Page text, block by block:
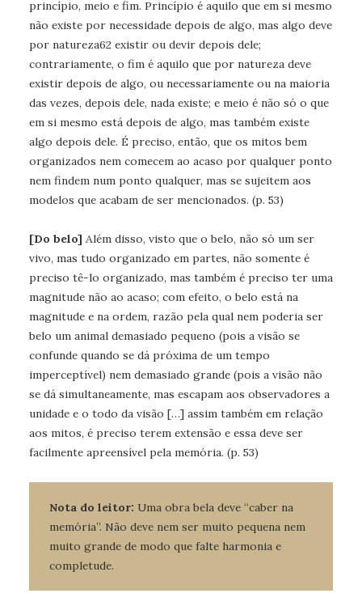
princípio, meio e fim. Princípio é aquilo que em si mesmo
não existe por necessidade depois de algo, mas algo deve
por natureza62 existir ou devir depois dele;
contrariamente, o fim é aquilo que por natureza deve
existir depois de algo, ou necessariamente ou na maioria
das vezes, depois dele, nada existe; e meio é não só o que
em si mesmo está depois de algo, mas também existe
algo depois dele. É preciso, então, que os mitos bem
organizados nem comecem ao acaso por qualquer ponto
nem findem num ponto qualquer, mas se sujeitem aos
modelos que acabam de ser mencionados. (p. 53)
[Do belo] Além disso, visto que o belo, não só um ser
vivo, mas tudo organizado em partes, não somente é
preciso tê-lo organizado, mas também é preciso ter uma
magnitude não ao acaso; com efeito, o belo está na
magnitude e na ordem, razão pela qual nem poderia ser
belo um animal demasiado pequeno (pois a visão se
confunde quando se dá próxima de um tempo
imperceptível) nem demasiado grande (pois a visão não
se dá simultaneamente, mas escapam aos observadores a
unidade e o todo da visão […] assim também em relação
aos mitos, é preciso terem extensão e essa deve ser
facilmente apreensível pela memória. (p. 53)
Nota do leitor: Uma obra bela deve “caber na
memória”. Não deve nem ser muito pequena nem
muito grande de modo que falte harmonia e
completude.